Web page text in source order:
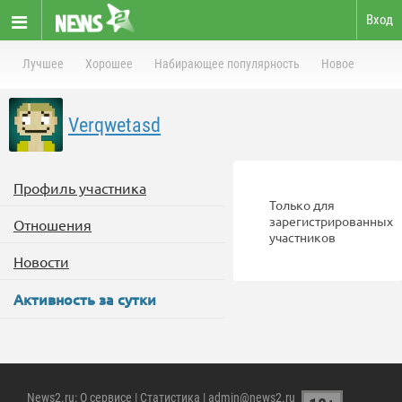
Вход
Лучшее Хорошее Набирающее популярность Новое
Verqwetasd
Профиль участника
Отношения
Новости
Активность за сутки
Только для
зарегистрированных
участников
News2.ru: О сервисе | Статистика | admin@news2.ru